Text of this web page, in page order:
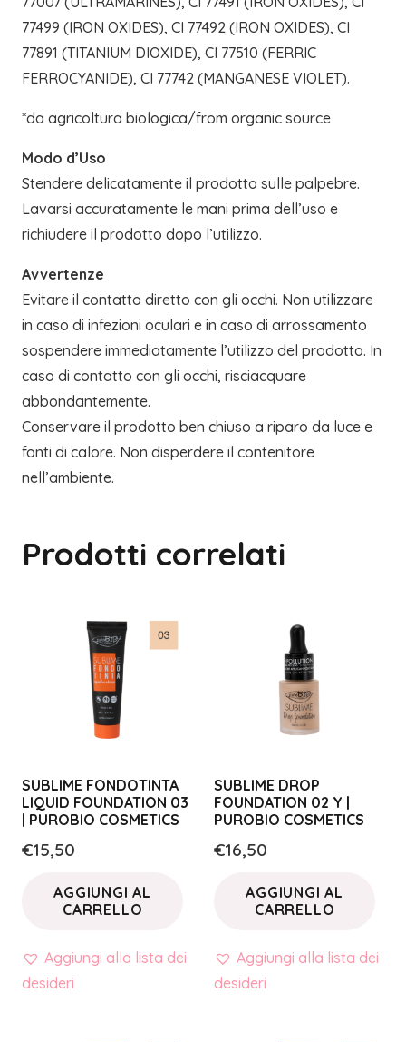
77499 (IRON OXIDES), CI 77492 (IRON OXIDES), CI
77891 (TITANIUM DIOXIDE), CI 77510 (FERRIC
FERROCYANIDE), CI 77742 (MANGANESE VIOLET).
*da agricoltura biologica/from organic source
Modo d’Uso
Stendere delicatamente il prodotto sulle palpebre.
Lavarsi accuratamente le mani prima dell’uso e
richiudere il prodotto dopo l’utilizzo.
Avvertenze
Evitare il contatto diretto con gli occhi. Non utilizzare
in caso di infezioni oculari e in caso di arrossamento
sospendere immediatamente l’utilizzo del prodotto. In
caso di contatto con gli occhi, risciacquare
abbondantemente.
Conservare il prodotto ben chiuso a riparo da luce e
fonti di calore. Non disperdere il contenitore
nell’ambiente.
Prodotti correlati
SUBLIME FONDOTINTA
LIQUID FOUNDATION 03
| PUROBIO COSMETICS
€15,50
AGGIUNGI AL
CARRELLO
Aggiungi alla lista dei
desideri
SUBLIME DROP
FOUNDATION 02 Y |
PUROBIO COSMETICS
€16,50
AGGIUNGI AL
CARRELLO
Aggiungi alla lista dei
desideri